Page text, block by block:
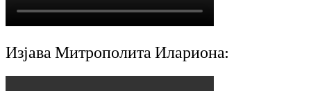
Изјава Митрополита Илариона: